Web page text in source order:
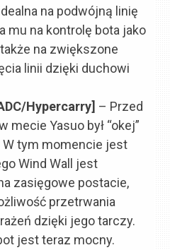
na podwójną linię
mu na kontrolę bota jako
na zwiększone
linii dzięki duchowi
Hypercarry] – Przed
mecie Yasuo był “okej”
W tym momencie jest
Wind Wall jest
zasięgowe postacie,
przetrwania
dzięki jego tarczy.
jest teraz mocny.